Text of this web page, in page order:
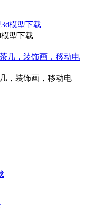
型下载
，装饰画，移动电